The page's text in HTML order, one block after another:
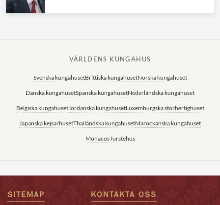
VÄRLDENS KUNGAHUS
Svenska kungahusetBrittiska kungahusetNorska kungahuset
Danska kungahusetSpanska kungahusetNederländska kungahuset
Belgiska kungahusetJordanska kungahusetLuxemburgska storhertighuset
Japanska kejsarhusetThailändska kungahusetMarockanska kungahuset
Monacos furstehus
SITEMAP KONTAKTA OSS